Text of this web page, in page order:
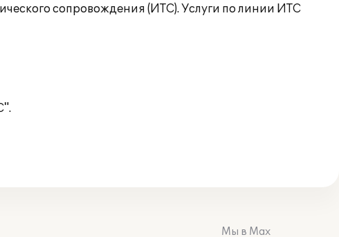
сопровождения (ИТС). Услуги по линии ИТС
Мы в Max